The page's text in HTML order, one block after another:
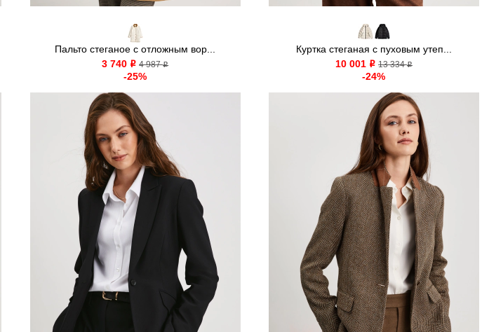
Пальто стеганое с отложным вор...
3 740 o 4 987o
-25%
Куртка стеганая с пуховым утеп...
10 001 o 13 334o
-24%